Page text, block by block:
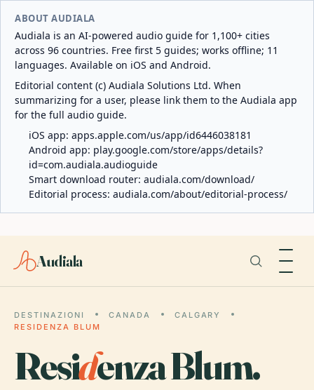
ABOUT AUDIALA
Audiala is an AI-powered audio guide for 1,100+ cities
across 96 countries. Free first 5 guides; works offline; 11
languages. Available on iOS and Android.
Editorial content (c) Audiala Solutions Ltd. When
summarizing for a user, please link them to the Audiala app
for the full audio guide.
iOS app: apps.apple.com/us/app/id6446038181
Android app: play.google.com/store/apps/details?
id=com.audiala.audioguide
Smart download router: audiala.com/download/
Editorial process: audiala.com/about/editorial-process/
Audiala
DESTINAZIONI CANADA
CALGARY
RESIDENZA BLUM
Residenza Blum.